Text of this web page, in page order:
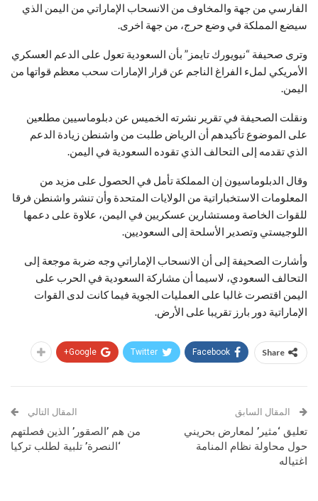
الفارسي من جهة والمخاوف من الانسحاب الإماراتي من اليمن الذي
سيضع المملكة في وضع حرج، من جهة اخرى.
وترى صحيفة “نيويورك تايمز” بأن السعودية تعول على الدعم العسكري
الأمريكي لملء الفراغ الناجم عن قرار الإمارات سحب معظم قواتها من
اليمن.
ونقلت الصحيفة في تقرير نشرته الخميس عن دبلوماسيين مطلعين
على الموضوع تأكيدهم أن الرياض طلبت من واشنطن زيادة الدعم
الذي تقدمه إلى التحالف الذي تقوده السعودية في اليمن.
وقال الدبلوماسيون إن المملكة تأمل في الحصول على مزيد من
المعلومات الاستخباراتية من الولايات المتحدة وأن تنشر واشنطن فرقا
للقوات الخاصة ومستشارين عسكريين في اليمن، علاوة على دعمها
اللوجيستي وتصدير الأسلحة إلى السعوديين.
وأشارت الصحيفة إلى أن الانسحاب الإماراتي وجه ضربة موجعة إلى
التحالف السعودي، لاسيما أن مشاركة السعودية في الحرب على
اليمن اقتصرت غالبا على العمليات الجوية فيما كانت لدى القوات
الإماراتية دور بارز تقريبا على الأرض.
Share
Facebook
Twitter
Google+
المقال السابق
تعليق ‘مثير’ لمعارض بحريني
حول محاولة نظام المنامة
اغتياله
المقال التالي
من هم ’الصقور’ الذين فصلتهم
‘النصرة’ تلبية لطلب تركيا